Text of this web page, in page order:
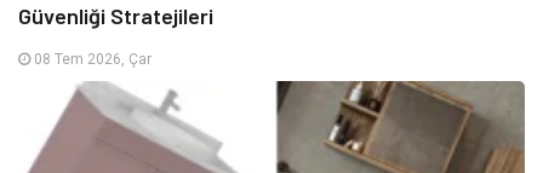
Güvenliği Stratejileri
08 Tem 2026, Çar